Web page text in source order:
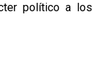
político a los